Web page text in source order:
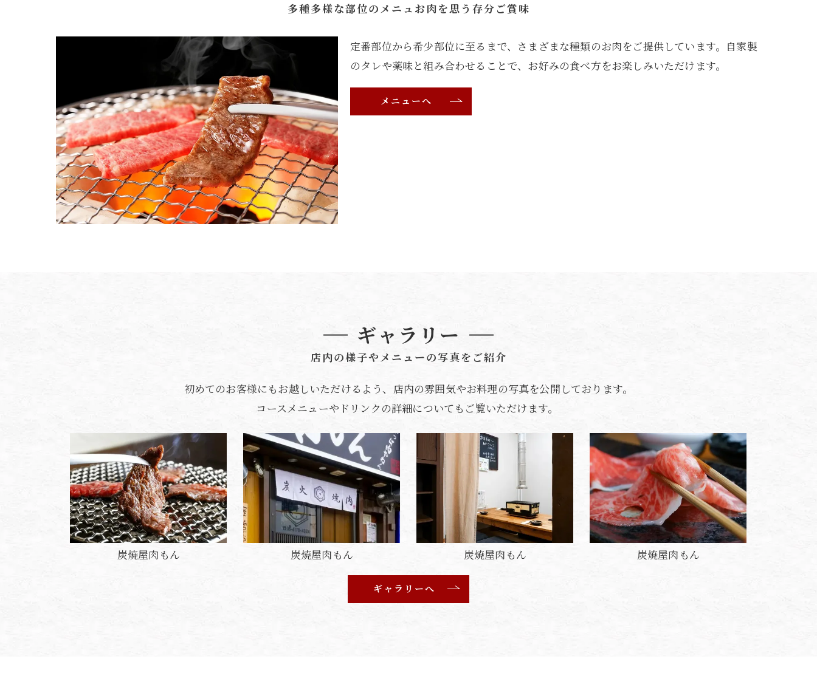
多種多様な部位のメニュお肉を思う存分ご賞味
定番部位から希少部位に至るまで、さまざまな種類のお肉をご提供しています。自家製
のタレや薬味と組み合わせることで、お好みの食べ方をお楽しみいただけます。
メニューへ
店内の様子やメニューの写真をご紹介
ギャラリー
初めてのお客様にもお越しいただけるよう、店内の雰囲気やお料理の写真を公開しております。
コースメニューやドリンクの詳細についてもご覧いただけます。
炭焼屋肉もん 炭焼屋肉もん 炭焼屋肉もん 炭焼屋肉もん
ギャラリーへ